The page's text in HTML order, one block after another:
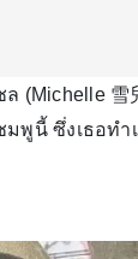
(Michelle
พูนี้ ซึ่งเธอท